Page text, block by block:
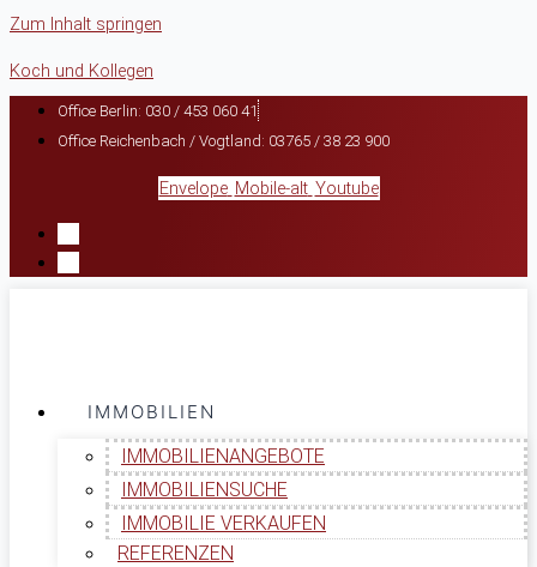
Zum Inhalt springen
Koch und Kollegen
Office Berlin: 030 / 453 060 41
Office Reichenbach / Vogtland: 03765 / 38 23 900
Envelope Mobile-alt Youtube
IMMOBILIEN
IMMOBILIENANGEBOTE
IMMOBILIENSUCHE
IMMOBILIE VERKAUFEN
REFERENZEN